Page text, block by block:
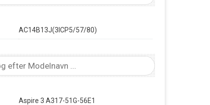
AC14B13J(3ICP5/57/80)
Aspire 3 A317-51G-56E1